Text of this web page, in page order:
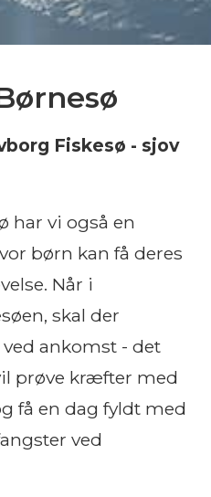
Fiskesø - sjov
har vi også en
børn kan få deres
Når i
skal der
ankomst - det
prøve kræfter med
få en dag fyldt med
ved